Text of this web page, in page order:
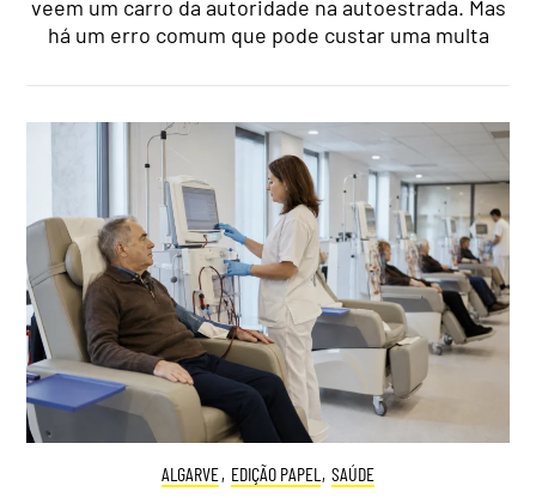
veem um carro da autoridade na autoestrada. Mas
há um erro comum que pode custar uma multa
ALGARVE, EDIÇÃO PAPEL , SAÚDE